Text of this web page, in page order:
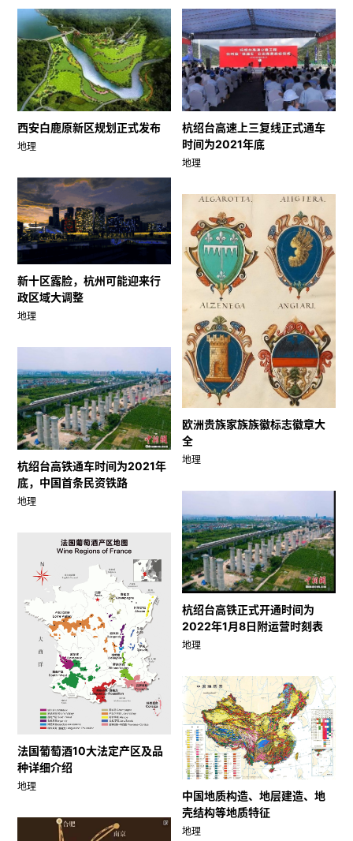
西安白鹿原新区规划正式发布
地理
杭绍台高速上三复线正式通车
时间为2021年底
地理
新十区露脸，杭州可能迎来行
政区域大调整
地理
欧洲贵族家族族徽标志徽章大
全
地理
杭绍台高铁通车时间为2021年
底，中国首条民资铁路
地理
杭绍台高铁正式开通时间为
2022年1月8日附运营时刻表
地理
法国葡萄酒10大法定产区及品
种详细介绍
地理
中国地质构造、地层建造、地
壳结构等地质特征
地理